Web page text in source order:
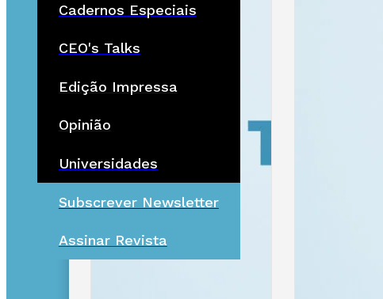
Cadernos Especiais
CEO's Talks
Edição Impressa
Opinião
Universidades
Subscrever Newsletter
Assinar Revista